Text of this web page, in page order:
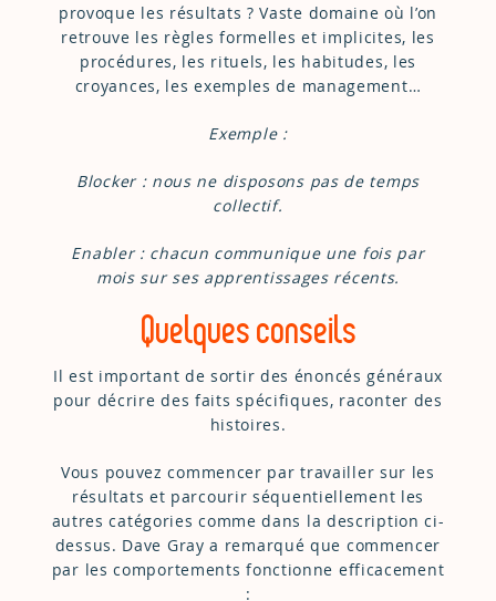
provoque les résultats ? Vaste domaine où l’on
retrouve les règles formelles et implicites, les
procédures, les rituels, les habitudes, les
croyances, les exemples de management…
Exemple :
Blocker : nous ne disposons pas de temps
collectif.
Enabler : chacun communique une fois par
mois sur ses apprentissages récents.
Quelques conseils
Il est important de sortir des énoncés généraux
pour décrire des faits spécifiques, raconter des
histoires.
Vous pouvez commencer par travailler sur les
résultats et parcourir séquentiellement les
autres catégories comme dans la description ci-
dessus. Dave Gray a remarqué que commencer
par les comportements fonctionne efficacement
: